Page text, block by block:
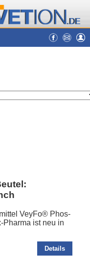
VeyFo® Phos-
Pharma ist neu in
Details